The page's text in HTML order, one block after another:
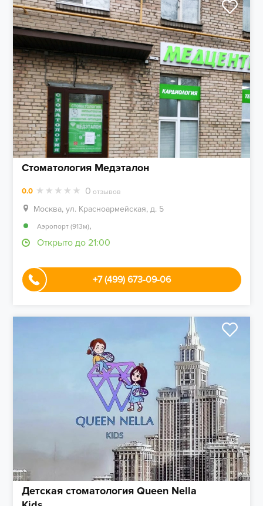
Стоматология Медэталон
0.0 0 отзывов
Москва, ул. Красноармейская, д. 5
Аэропорт (913м),
Открыто до 21:00
+7 (499) 673-09-06
Детская стоматология Queen Nella